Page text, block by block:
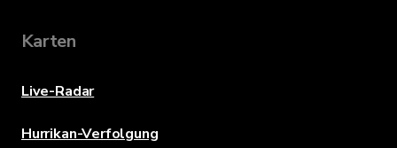
Karten
Live-Radar
Hurrikan-Verfolgung